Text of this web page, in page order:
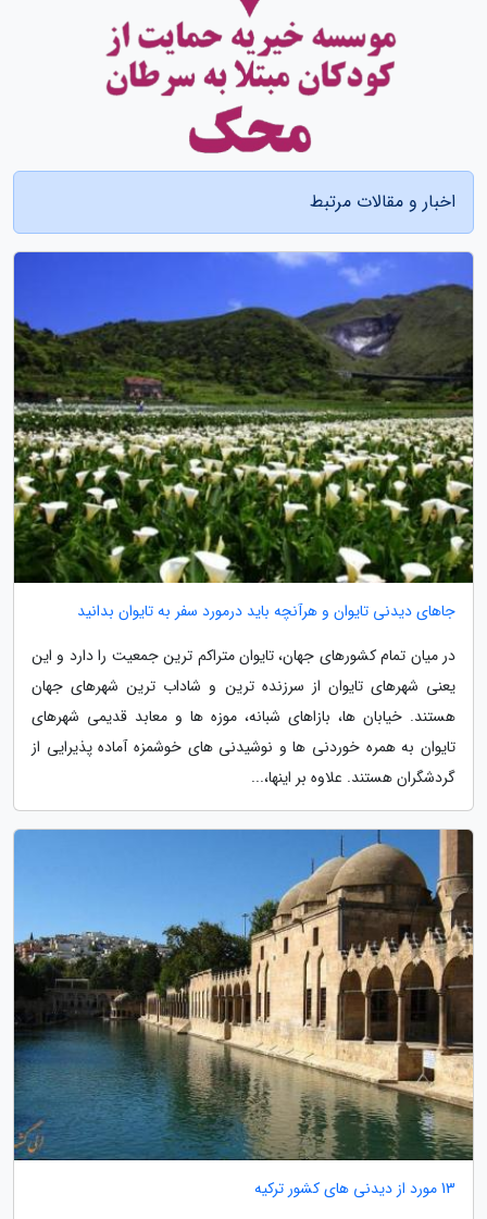
اخبار و مقالات مرتبط
جاهای دیدنی تایوان و هرآنچه باید درمورد سفر به تایوان بدانید
در میان تمام کشورهای جهان، تایوان متراکم ترین جمعیت را دارد و این
یعنی شهرهای تایوان از سرزنده ترین و شاداب ترین شهرهای جهان
هستند. خیابان ها، بازاهای شبانه، موزه ها و معابد قدیمی شهرهای
تایوان به همره خوردنی ها و نوشیدنی های خوشمزه آماده پذیرایی از
گردشگران هستند. علاوه بر اینها،...
13 مورد از دیدنی های کشور ترکیه